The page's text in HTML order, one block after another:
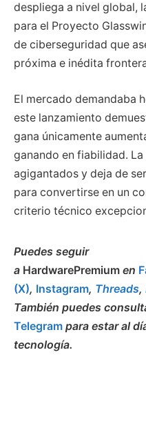
despliega a nivel global,
para el Proyecto
de ciberseguridad que
próxima e inédita
El mercado demandaba
este lanzamiento
gana únicamente
ganando en fiabilidad.
agigantados y deja de
para convertirse en un
criterio técnico
Puedes seguir
a HardwarePremium en
(X), Instagram, Threads,
También puedes
Telegram para estar al
tecnología.